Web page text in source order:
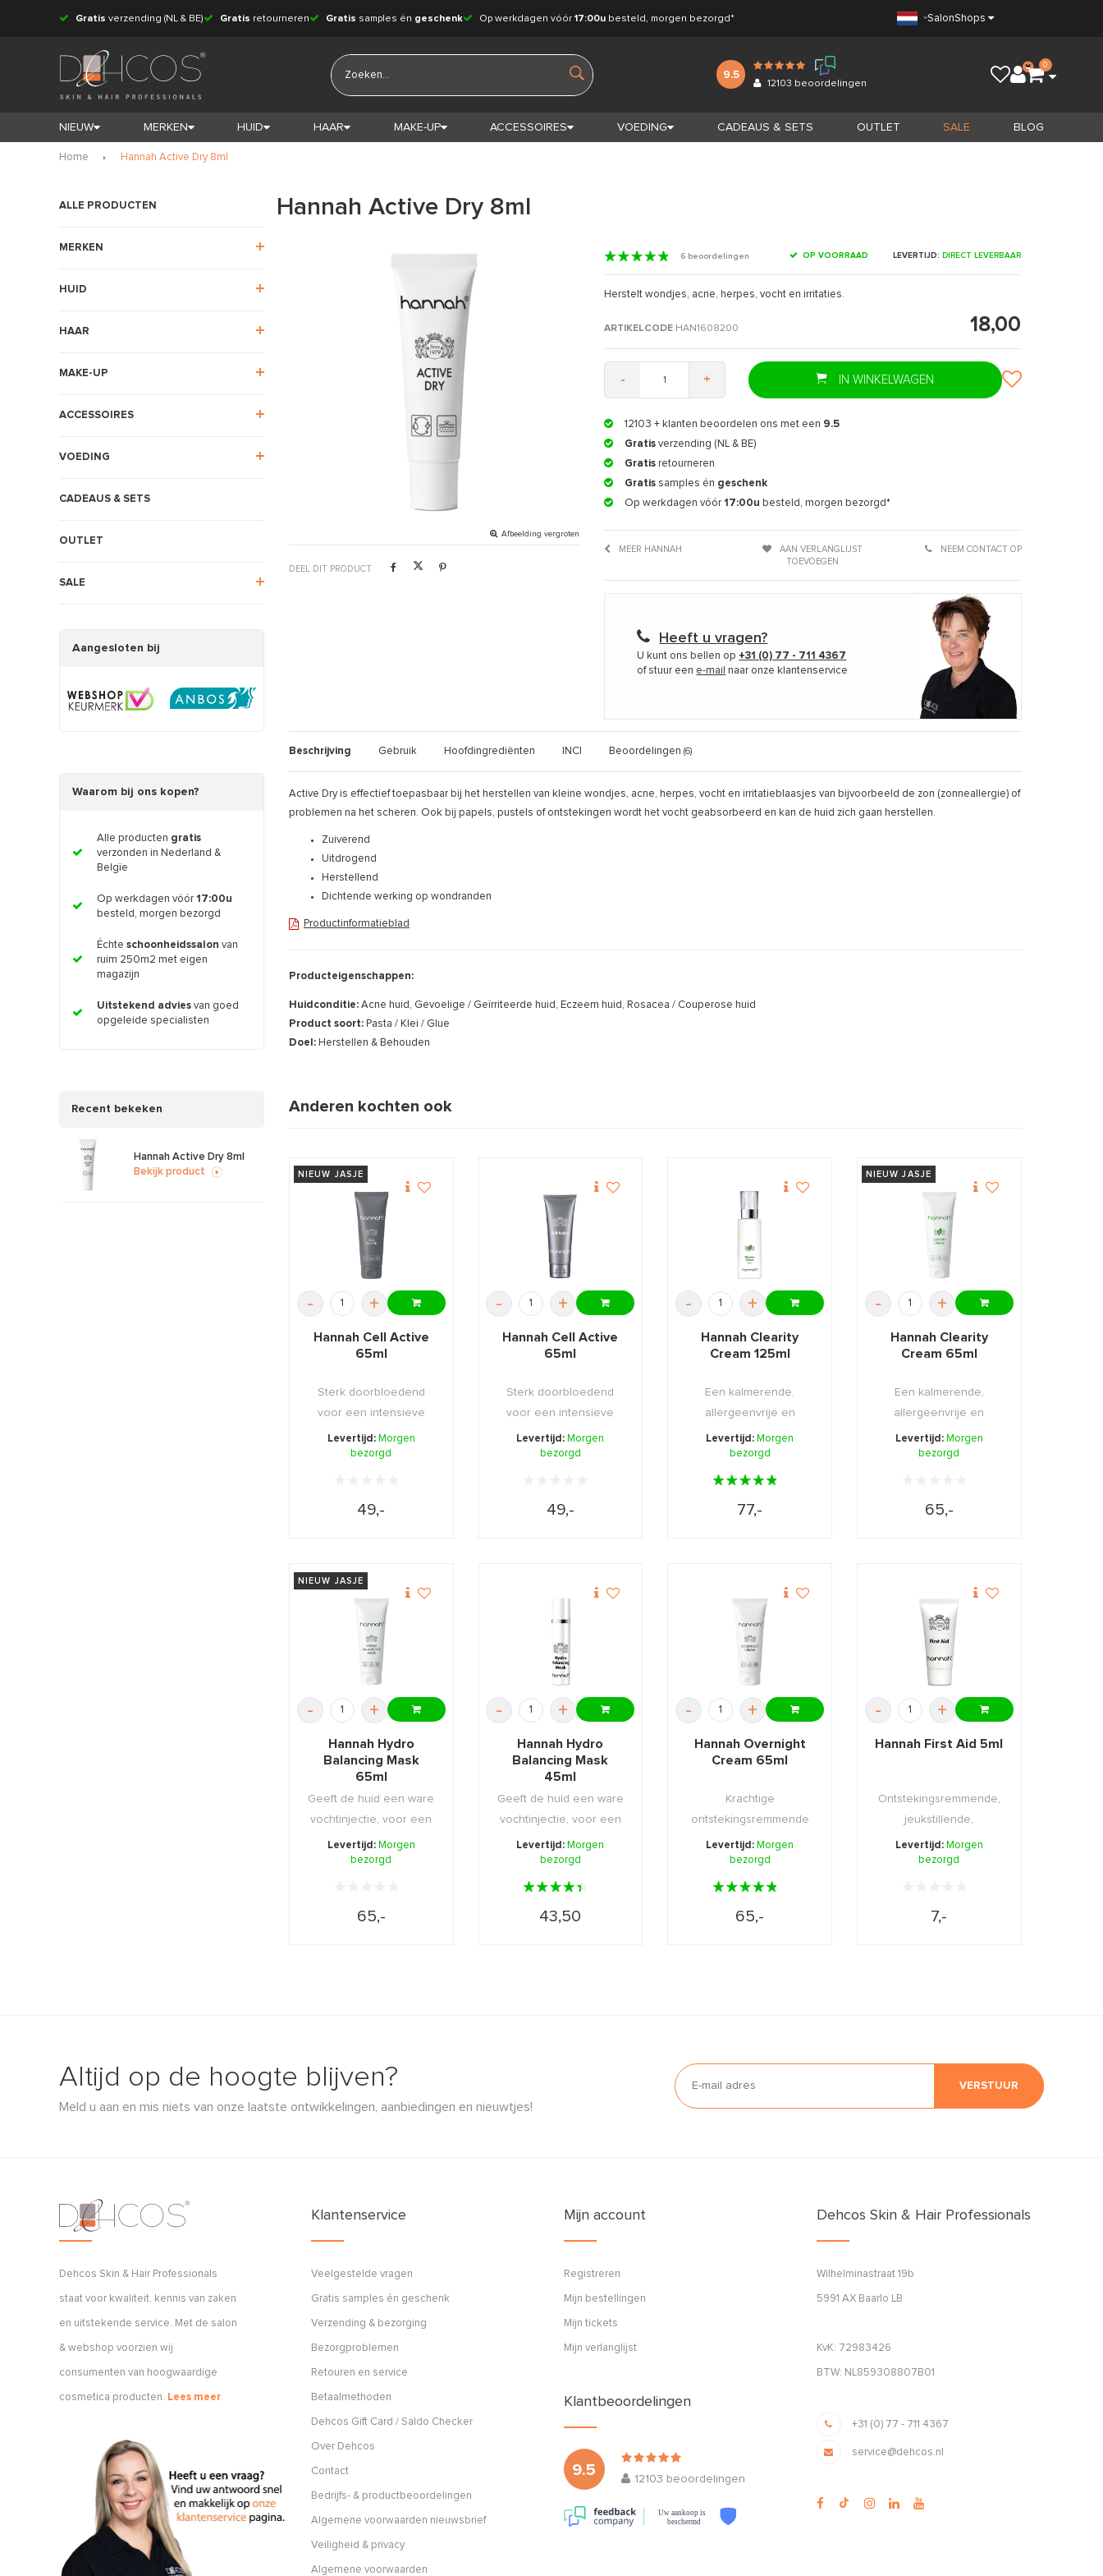
Gratis verzending (NL & BE) Gratis retourneren Gratis samples én geschenk Op werkdagen vóór 17:00u besteld, morgen bezorgd* SalonShops
9.5
12103 beoordelingen
0
NIEUW MERKEN HUID HAAR MAKE-UP ACCESSOIRES VOEDING CADEAUS & SETS OUTLET SALE BLOG
Home Hannah Active Dry 8ml
ALLE PRODUCTEN
MERKEN
HUID
HAAR
MAKE-UP
ACCESSOIRES
VOEDING
CADEAUS & SETS
OUTLET
SALE
Aangesloten bij
Waarom bij ons kopen?
Alle producten gratis
verzonden in Nederland &
Belgïe
Op werkdagen vóór 17:00u
besteld, morgen bezorgd
Échte schoonheidssalon van
ruim 250m2 met eigen
magazijn
Uitstekend advies van goed
opgeleide specialisten
Recent bekeken
Hannah Active Dry 8ml
Bekijk product
Hannah Active Dry 8ml
Afbeelding vergroten
DEEL DIT PRODUCT
6 beoordelingen OP VOORRAAD LEVERTIJD: DIRECT LEVERBAAR
Herstelt wondjes, acne, herpes, vocht en irritaties.
ARTIKELCODE HAN1608200 18,00
- + IN WINKELWAGEN
12103 + klanten beoordelen ons met een 9.5
Gratis verzending (NL & BE)
Gratis retourneren
Gratis samples én geschenk
Op werkdagen vóór17:00u besteld, morgen bezorgd*
MEER HANNAH
AAN VERLANGLIJST
TOEVOEGEN
NEEM CONTACT OP
Heeft u vragen?
U kunt ons bellen op +31 (0) 77 - 711 4367
of stuur een e-mail naar onze klantenservice
Beschrijving Gebruik Hoofdingrediënten INCI Beoordelingen (6)
Active Dry is effectief toepasbaar bij het herstellen van kleine wondjes, acne, herpes, vocht en irritatieblaasjes van bijvoorbeeld de zon (zonneallergie) of
problemen na het scheren. Ook bij papels, pustels of ontstekingen wordt het vocht geabsorbeerd en kan de huid zich gaan herstellen.
Zuiverend
Uitdrogend
Herstellend
Dichtende werking op wondranden
Productinformatieblad
Producteigenschappen:
Huidconditie: Acne huid, Gevoelige / Geïrriteerde huid, Eczeem huid, Rosacea / Couperose huid
Product soort: Pasta / Klei / Glue
Doel: Herstellen & Behouden
Anderen kochten ook
NIEUW JASJE
- +
Hannah Cell Active
65ml
Sterk doorbloedend
voor een intensieve
zuurstof impuls.
Levertijd: Morgen
bezorgd
49,-
- +
Hannah Cell Active
65ml
Sterk doorbloedend
voor een intensieve
zuurstof impuls.
Levertijd: Morgen
bezorgd
49,-
- +
Hannah Clearity
Cream 125ml
Een kalmerende,
allergeenvrije en
zuiverende creme. Voor
zic ...
Levertijd: Morgen
bezorgd
77,-
NIEUW JASJE
- +
Hannah Clearity
Cream 65ml
Een kalmerende,
allergeenvrije en
zuiverende creme.
Levertijd: Morgen
bezorgd
65,-
NIEUW JASJE
- +
Hannah Hydro
Balancing Mask
65ml
Geeft de huid een ware
vochtinjectie, voor een
zacht, soepel ...
Levertijd: Morgen
bezorgd
65,-
- +
Hannah Hydro
Balancing Mask
45ml
Geeft de huid een ware
vochtinjectie, voor een
zacht, soepel ...
Levertijd: Morgen
bezorgd
43,50
- +
Hannah Overnight
Cream 65ml
Krachtige
ontstekingsremmende
nachtcrème voor de
volwassen ...
Levertijd: Morgen
bezorgd
65,-
- +
Hannah First Aid 5ml
Ontstekingsremmende,
jeukstillende,
kalmerende EHBO
crème.
Levertijd: Morgen
bezorgd
7,-
Altijd op de hoogte blijven?
Meld u aan en mis niets van onze laatste ontwikkelingen, aanbiedingen en nieuwtjes!
VERSTUUR
Dehcos Skin & Hair Professionals
staat voor kwaliteit, kennis van zaken
en uitstekende service. Met de salon
& webshop voorzien wij
consumenten van hoogwaardige
cosmetica producten. Lees meer
Klantenservice
Veelgestelde vragen
Gratis samples én geschenk
Verzending & bezorging
Bezorgproblemen
Retouren en service
Betaalmethoden
Dehcos Gift Card / Saldo Checker
Over Dehcos
Contact
Bedrijfs- & productbeoordelingen
Algemene voorwaarden nieuwsbrief
Veiligheid & privacy
Algemene voorwaarden
Mijn account
Registreren
Mijn bestellingen
Mijn tickets
Mijn verlanglijst
Klantbeoordelingen
9.5
12103 beoordelingen
Uw aankoop is
beschermd
Dehcos Skin & Hair Professionals
Wilhelminastraat 19b
5991 AX Baarlo LB
KvK: 72983426
BTW: NL859308807B01
+31 (0) 77 - 711 4367
service@dehcos.nl